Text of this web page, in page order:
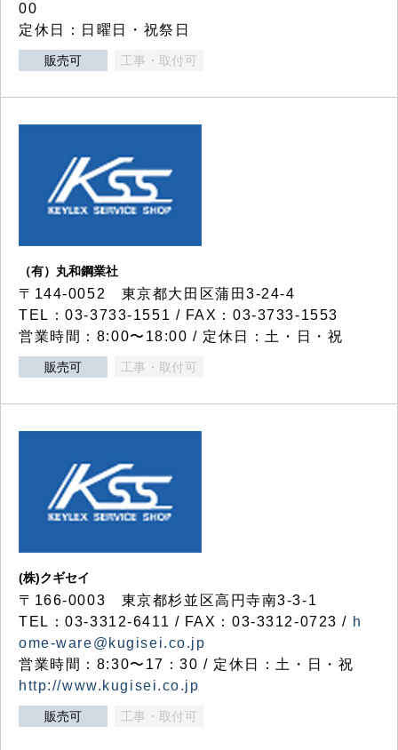
00
定休日：日曜日・祝祭日
販売可 工事・取付可
（有）丸和鋼業社
〒144-0052 東京都大田区蒲田3-24-4
TEL：03-3733-1551 / FAX：03-3733-1553
営業時間：8:00〜18:00 / 定休日：土・日・祝
販売可 工事・取付可
(株)クギセイ
〒166-0003 東京都杉並区高円寺南3-3-1
TEL：03-3312-6411 / FAX：03-3312-0723 / h
ome-ware@kugisei.co.jp
営業時間：8:30〜17：30 / 定休日：土・日・祝
http://www.kugisei.co.jp
販売可 工事・取付可